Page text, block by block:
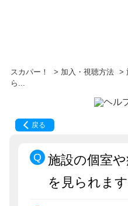
スカパー！ > 加入・視聴方法 >
ら...
戻る
施設の個室
を見られま